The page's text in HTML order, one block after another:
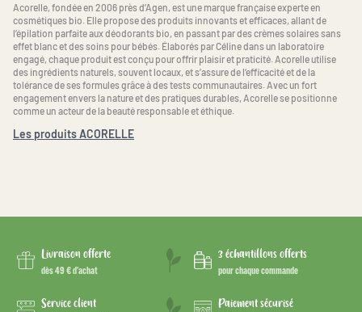
Acorelle, fondée en 2006 près d’Agen, est une marque française experte en
cosmétiques bio. Elle propose des produits innovants et efficaces, allant de
l’épilation parfaite aux déodorants bio, en passant par des crèmes solaires sans
effet blanc et des soins pour bébés. Élaborés par Céline dans un laboratoire
engagé, chaque produit est conçu pour offrir plaisir et praticité. Acorelle utilise
des ingrédients naturels, souvent locaux, et s’assure de l’efficacité et de la
tolérance de ses formules grâce à des tests communautaires. Avec un fort
engagement envers la nature et des pratiques durables, Acorelle se positionne
comme un acteur de la beauté responsable et éthique.
Les produits ACORELLE
Livraison offerte
dès 49 € d’achat
3 échantillons offerts
pour chaque commande
Service client Paiement sécurisé